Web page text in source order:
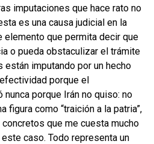
imputaciones que hace rato no
es una causa judicial en la
elemento que permita decir que
o pueda obstaculizar el trámite
imputando por un hecho
porque el
porque Irán no quiso: no
figura como “traición a la patria”,
que me cuesta mucho
caso. Todo representa un